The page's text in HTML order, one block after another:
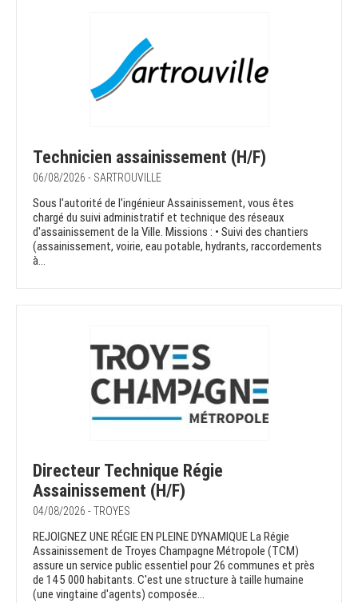
Technicien assainissement (H/F)
06/08/2026 - SARTROUVILLE
Sous l'autorité de l'ingénieur Assainissement, vous êtes
chargé du suivi administratif et technique des réseaux
d'assainissement de la Ville. Missions : • Suivi des chantiers
(assainissement, voirie, eau potable, hydrants, raccordements
à...
Directeur Technique Régie
Assainissement (H/F)
04/08/2026 - TROYES
REJOIGNEZ UNE RÉGIE EN PLEINE DYNAMIQUE La Régie
Assainissement de Troyes Champagne Métropole (TCM)
assure un service public essentiel pour 26 communes et près
de 145 000 habitants. C'est une structure à taille humaine
(une vingtaine d'agents) composée...